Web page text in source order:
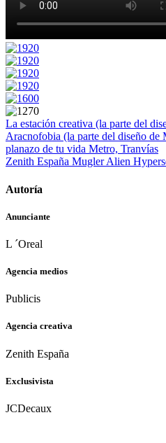
La estación creativa (la parte del
Aracnofobia (la parte del diseño
planazo de tu vida Metro, Tranvías
Zenith España Mugler Alien
Autoría
Anunciante
L ´Oreal
Agencia medios
Publicis
Agencia creativa
Zenith España
Exclusivista
JCDecaux